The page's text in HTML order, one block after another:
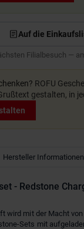
Auf die
Filialbesuch —
ROFU
gestalten, in
Hersteller Informationen
- Redstone
wird mit der Macht
Sets mit